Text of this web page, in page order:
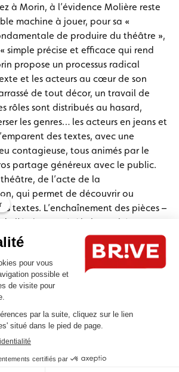
à Morin, à l’évidence Molière reste
machine à jouer, pour sa «
de produire du théâtre »,
simple précise et efficace qui rend
propose un processus radical
et les acteurs au cœur de son
de tout décor, un travail de
rôles sont distribués au hasard,
les genres… les acteurs en jeans et
des textes, avec une
contagieuse, tous animés par le
partage généreux avec le public.
de l’acte de la
qui permet de découvrir ou
textes. L’enchaînement des pièces –
de l’écriture – révèle les archétypes et
certaines situations. Durée de
1 heure 30. Tarifs: de 21 à 5
05.55.26.99.10 et sur
.
théâtralisée.